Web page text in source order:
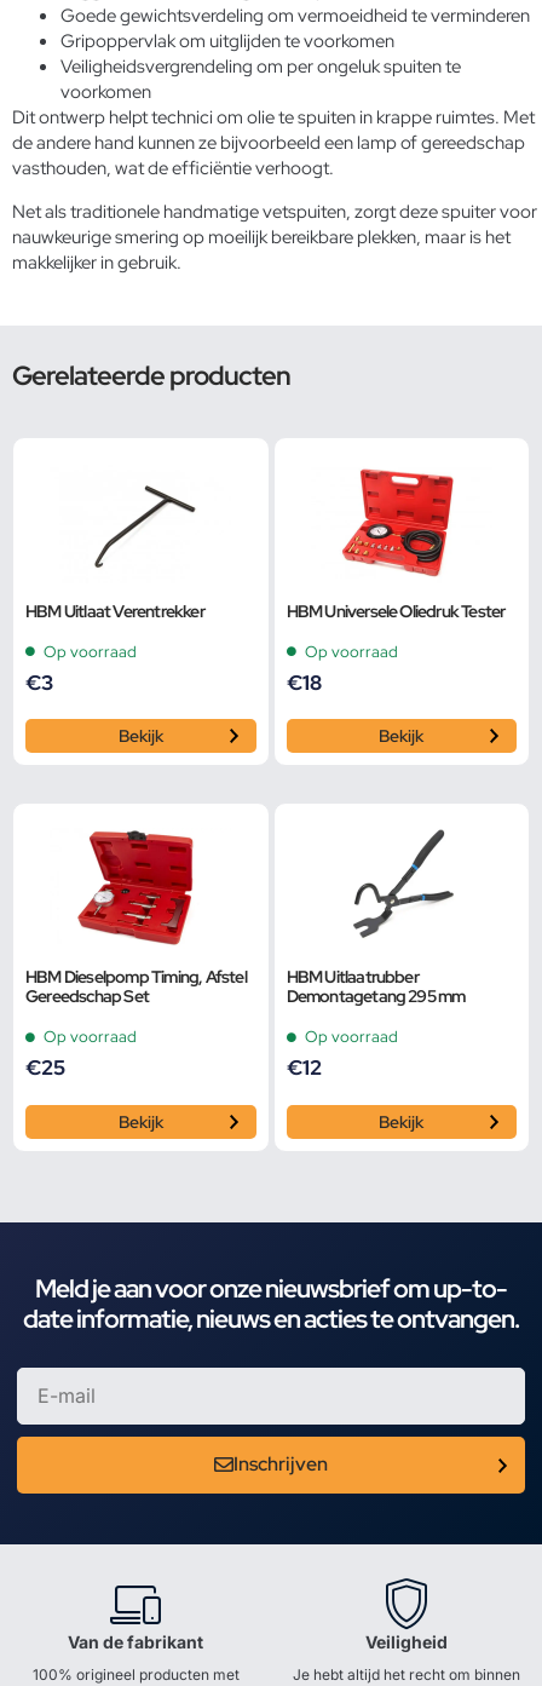
Goede gewichtsverdeling om vermoeidheid te verminderen
Gripoppervlak om uitglijden te voorkomen
Veiligheidsvergrendeling om per ongeluk spuiten te
voorkomen
Dit ontwerp helpt technici om olie te spuiten in krappe ruimtes. Met
de andere hand kunnen ze bijvoorbeeld een lamp of gereedschap
vasthouden, wat de efficiëntie verhoogt.
Net als traditionelehandmatige vetspuiten, zorgt deze spuiter voor
nauwkeurige smering op moeilijk bereikbare plekken, maar is het
makkelijker in gebruik.
Gerelateerde producten
HBM Uitlaat Verentrekker
Op voorraad
€3
Bekijk
HBM Universele Oliedruk Tester
Op voorraad
€18
Bekijk
HBM Dieselpomp Timing, Afstel
Gereedschap Set
Op voorraad
€25
Bekijk
HBM Uitlaatrubber
Demontagetang 295 mm
Op voorraad
€12
Bekijk
Meld je aan voor onze nieuwsbrief om up-to-
date informatie, nieuws en acties te ontvangen.
Inschrijven
Van de fabrikant
100% origineel producten met
Veiligheid
Je hebt altijd het recht om binnen